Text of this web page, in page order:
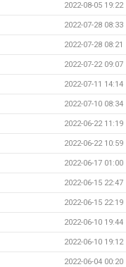
2022-08-05 19:22
2022-07-28 08:33
2022-07-28 08:21
2022-07-22 09:07
2022-07-11 14:14
2022-07-10 08:34
2022-06-22 11:19
2022-06-22 10:59
2022-06-17 01:00
2022-06-15 22:47
2022-06-15 22:19
2022-06-10 19:44
2022-06-10 19:12
2022-06-04 00:20